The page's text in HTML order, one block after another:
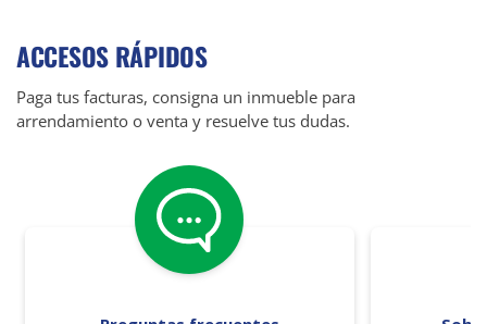
ACCESOS RÁPIDOS
Paga tus facturas, consigna un inmueble para
arrendamiento o venta y resuelve tus dudas.